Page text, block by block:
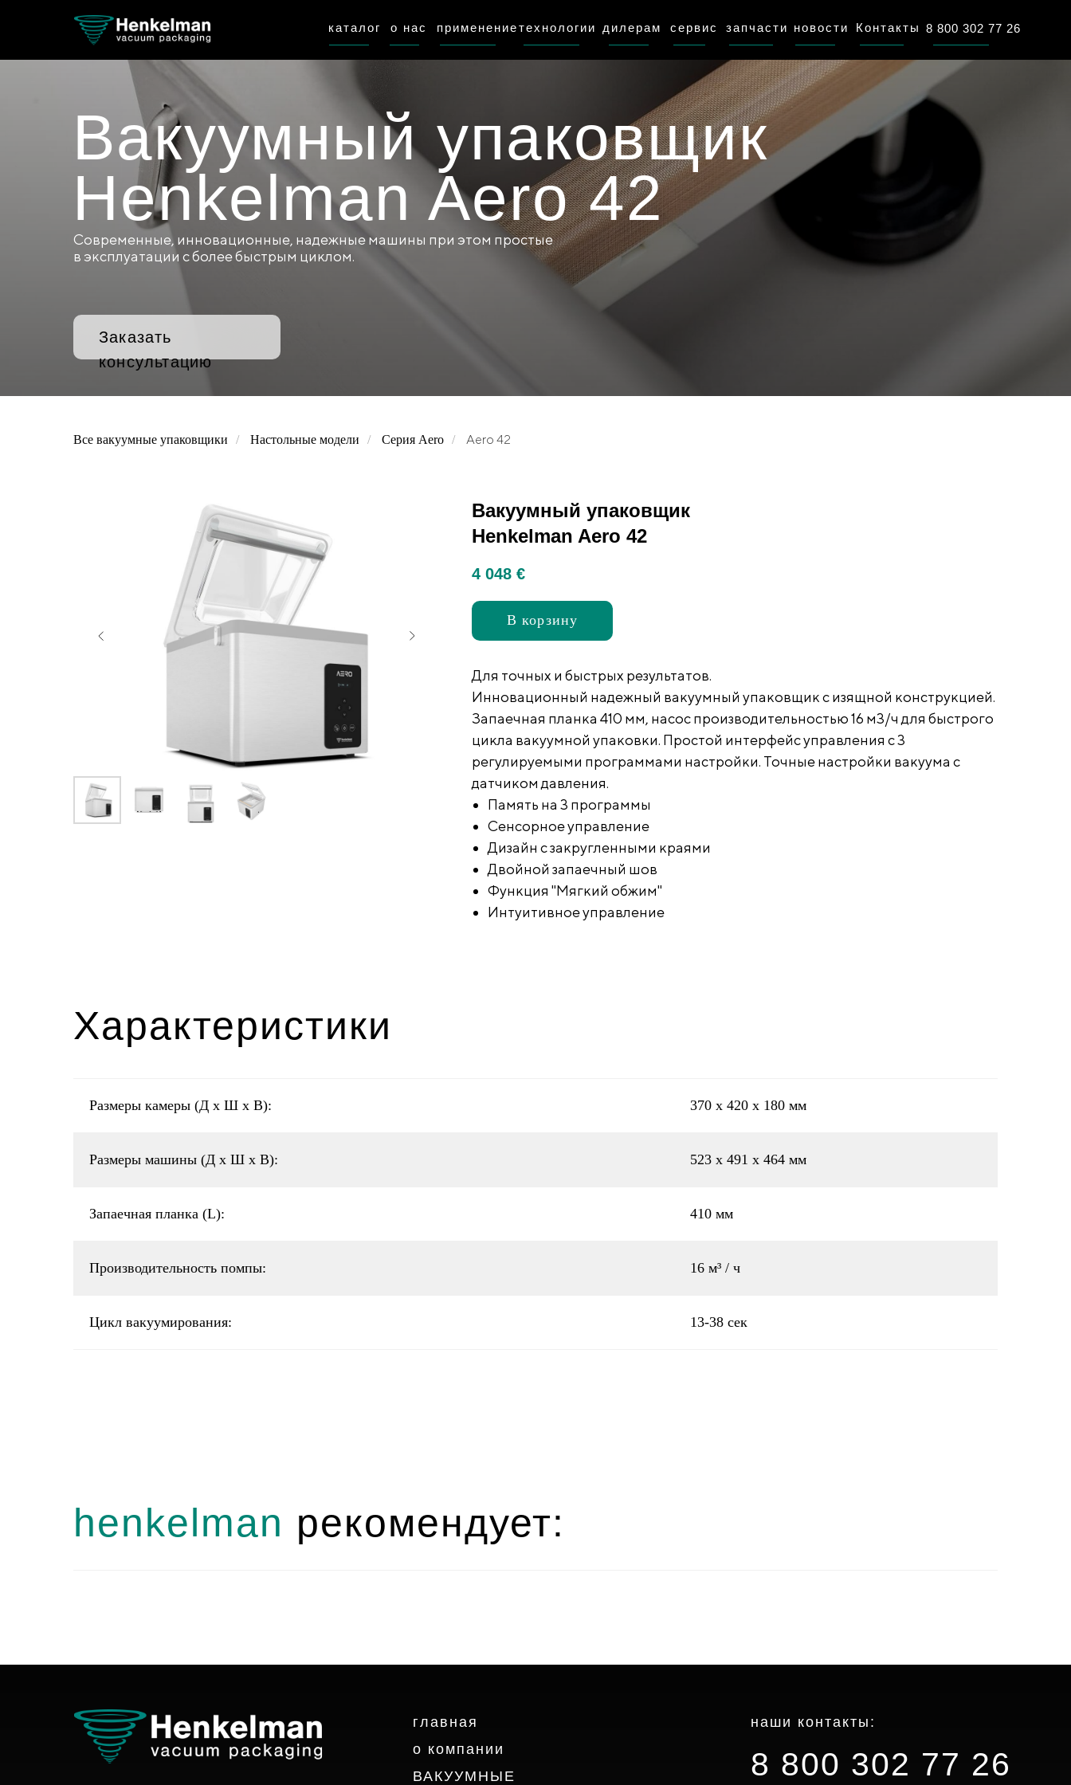
о нас
каталог применение новости 8 800 302 77 26
Контакты
технологии дилерам сервис запчасти
Вакуумный упаковщик
Henkelman Aero 42
Современные, инновационные, надежные машины при этом простые
в эксплуатации с более быстрым циклом.
Заказать
консультацию
Все вакуумные упаковщики / Настольные модели / Серия Aero / Aero 42
Вакуумный упаковщик
Henkelman Aero 42
4 048 €
В корзину
Для точных и быстрых результатов.
Инновационный надежный вакуумный упаковщик с изящной конструкцией.
Запаечная планка 410 мм, насос производительностью 16 м3/ч для быстрого
цикла вакуумной упаковки. Простой интерфейс управления с 3
регулируемыми программами настройки. Точные настройки вакуума с
датчиком давления.
Память на 3 программы
Сенсорное управление
Дизайн с закругленными краями
Двойной запаечный шов
Функция "Мягкий обжим"
Интуитивное управление
Характеристики
Размеры камеры (Д x Ш x В): 370 х 420 х 180 мм
Размеры машины (Д x Ш x В): 523 х 491 х 464 мм
Запаечная планка (L): 410 мм
Производительность помпы: 16 м³ / ч
Цикл вакуумирования: 13-38 сек
henkelman рекомендует:
главная
о компании
ВАКУУМНЫЕ
наши контакты:
8 800 302 77 26